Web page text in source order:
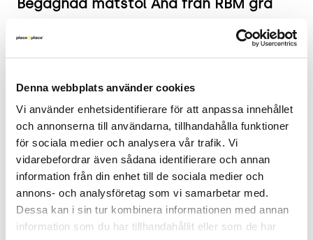
Denna webbplats använder cookies
Vi använder enhetsidentifierare för att anpassa innehållet
och annonserna till användarna, tillhandahålla funktioner
för sociala medier och analysera vår trafik. Vi
vidarebefordrar även sådana identifierare och annan
information från din enhet till de sociala medier och
annons- och analysföretag som vi samarbetar med.
Dessa kan i sin tur kombinera informationen med annan
information som du har tillhandahållit eller som de har
Begagnad matstol Ana från RBM grå
Produkten i korthet
Mått: Bredd 49 cm, Djup 51 cm, Höjd 83 cm,
Sitthöjd 45 cm
Skick: 3/5
2 års garanti
Mer om Ana
Begagnad matstol från RBM, modell Ana. Den grå
sitsen tillsammans med kromade ben ger ett